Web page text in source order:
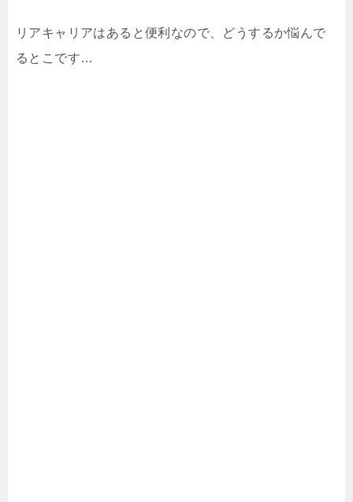
リアキャリアはあると便利なので、どうするか悩んで
るとこです…